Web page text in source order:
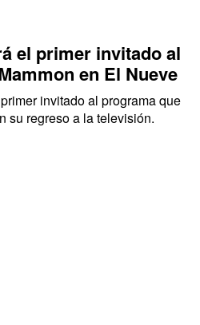
el primer invitado al
en El Nueve
invitado al programa que
su regreso a la televisión.